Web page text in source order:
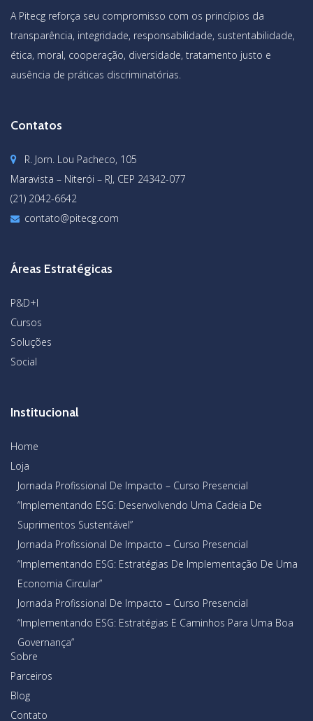
A Pitecg reforça seu compromisso com os princípios da
transparência, integridade, responsabilidade, sustentabilidade,
ética, moral, cooperação, diversidade, tratamento justo e
ausência de práticas discriminatórias.
Contatos
R. Jorn. Lou Pacheco, 105
Maravista – Niterói – RJ, CEP 24342-077
(21) 2042-6642
contato@pitecg.com
Áreas Estratégicas
P&D+I
Cursos
Soluções
Social
Institucional
Home
Loja
Jornada Profissional De Impacto – Curso Presencial
“Implementando ESG: Desenvolvendo Uma Cadeia De
Suprimentos Sustentável”
Jornada Profissional De Impacto – Curso Presencial
“Implementando ESG: Estratégias De Implementação De Uma
Economia Circular”
Jornada Profissional De Impacto – Curso Presencial
“Implementando ESG: Estratégias E Caminhos Para Uma Boa
Governança”
Sobre
Parceiros
Blog
Contato